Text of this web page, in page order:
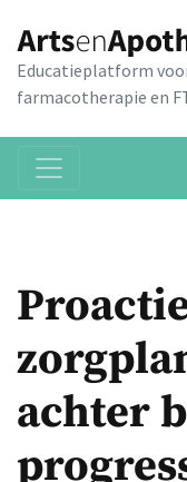
Educatieplatform
farmacotherapie en
achter